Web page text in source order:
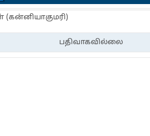
(கன்னியாகுமரி)
பதிவாகவில்லை